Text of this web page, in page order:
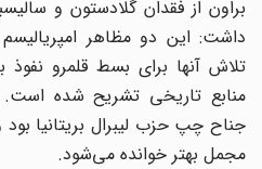
براون از فقدان گلادستون و
داشت: این دو مظاهر امپریالیسم
تلاش آنها برای بسط قلمرو نفوذ
منابع تاریخی تشریح شده است.
جناح چپ حزب لیبرال بریتانیا
مجمل بهتر خوانده می‌شود.